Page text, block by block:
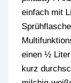
einfach mit
einen ½
kurz